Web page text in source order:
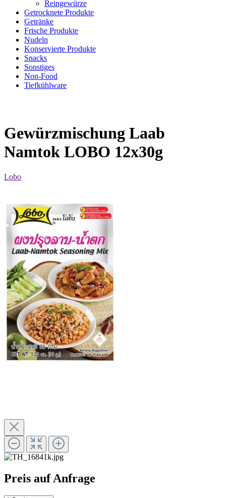
Reingewürze
Getrocknete Produkte
Getränke
Frische Produkte
Nudeln
Konservierte Produkte
Snacks
Sonstiges
Non-Food
Tiefkühlware
Gewürzmischung Laab
Namtok LOBO 12x30g
Lobo
Preis auf Anfrage